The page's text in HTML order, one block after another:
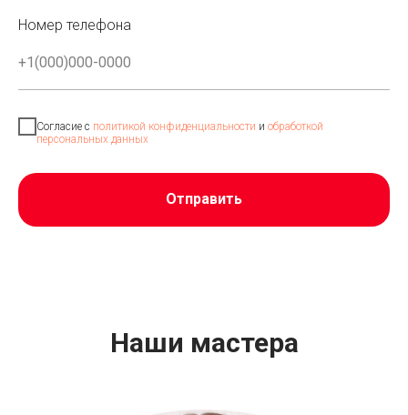
Номер телефона
Согласие с политикой конфиденциальности и обработкой
персональных данных
Отправить
Наши мастера